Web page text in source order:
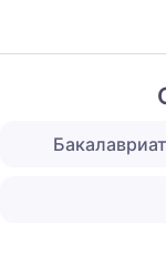
Бакалавриат